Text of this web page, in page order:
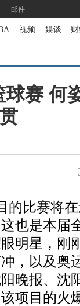
邮件
- 视频 - 娱谈 -
赛 何
贯
比赛将在
也是本届
明星，刚
，以及奥
晚报、沈
项目的火